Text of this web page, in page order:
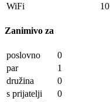
WiFi
10
Zanimivo za
poslovno
0
par
1
družina
0
s prijatelji
0